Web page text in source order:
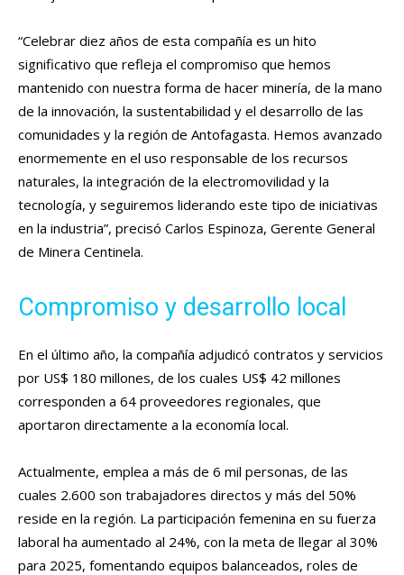
“Celebrar diez años de esta compañía es un hito
significativo que refleja el compromiso que hemos
mantenido con nuestra forma de hacer minería, de la mano
de la innovación, la sustentabilidad y el desarrollo de las
comunidades y la región de Antofagasta. Hemos avanzado
enormemente en el uso responsable de los recursos
naturales, la integración de la electromovilidad y la
tecnología, y seguiremos liderando este tipo de iniciativas
en la industria”, precisó Carlos Espinoza, Gerente General
de Minera Centinela.
Compromiso y desarrollo local
En el último año, la compañía adjudicó contratos y servicios
por US$ 180 millones, de los cuales US$ 42 millones
corresponden a 64 proveedores regionales, que
aportaron directamente a la economía local.
Actualmente, emplea a más de 6 mil personas, de las
cuales 2.600 son trabajadores directos y más del 50%
reside en la región. La participación femenina en su fuerza
laboral ha aumentado al 24%, con la meta de llegar al 30%
para 2025, fomentando equipos balanceados, roles de